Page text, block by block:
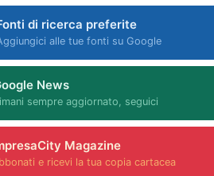
di ricerca preferite
alle tue fonti su Google
News
sempre aggiornato, seguici
Magazine
e ricevi la tua copia cartacea